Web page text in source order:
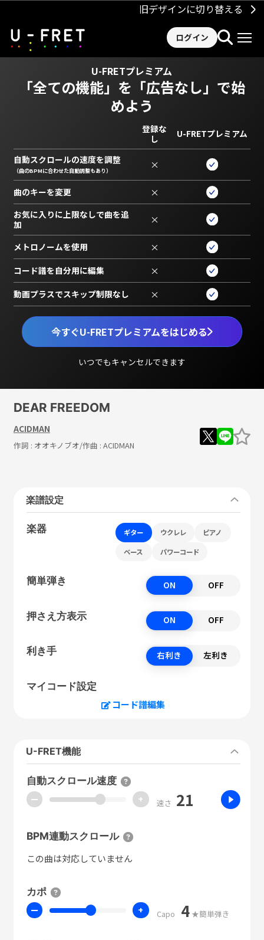
旧デザインに切り替える
ログイン
U-FRETプレミアム
「全ての機能」を 「広告なし」で始
めよう
今すぐU-FRETプレミアムをはじめる
いつでもキャンセルできます
登録な
し
U-FRETプレミアム
自動スクロールの速度を調整
（曲のBPMに合わせた自動調整もあり） ×
曲のキーを変更 ×
お気に入りに上限なしで曲を追
加
×
メトロノームを使用 ×
コード譜を自分用に編集 ×
動画プラスでスキップ制限なし ×
DEAR FREEDOM
ACIDMAN
作詞 : オオキノブオ/作曲 : ACIDMAN
楽譜設定
楽器 ギター ウクレレ ピアノ
ベース パワーコード
簡単弾き ON OFF
押さえ方表示 ON OFF
利き手 右利き 左利き
マイコード設定
コード譜編集
U-FRET機能
自動スクロール速度
ー + 速さ 21
BPM連動スクロール
この曲は対応していません
カポ
ー + Capo 4 ★簡単弾き